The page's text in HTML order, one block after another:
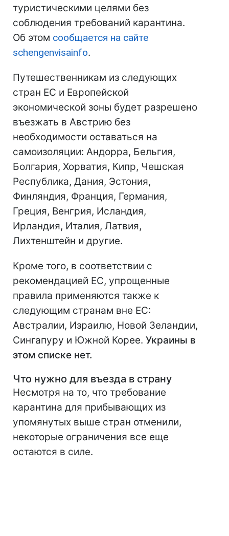
туристическими целями без
соблюдения требований карантина.
Об этом сообщается на сайте
schengenvisainfo.
Путешественникам из следующих
стран ЕС и Европейской
экономической зоны будет разрешено
въезжать в Австрию без
необходимости оставаться на
самоизоляции: Андорра, Бельгия,
Болгария, Хорватия, Кипр, Чешская
Республика, Дания, Эстония,
Финляндия, Франция, Германия,
Греция, Венгрия, Исландия,
Ирландия, Италия, Латвия,
Лихтенштейн и другие.
Кроме того, в соответствии с
рекомендацией ЕС, упрощенные
правила применяются также к
следующим странам вне ЕС:
Австралии, Израилю, Новой Зеландии,
Сингапуру и Южной Корее. Украины в
этом списке нет.
Что нужно для въезда в страну
Несмотря на то, что требование
карантина для прибывающих из
упомянутых выше стран отменили,
некоторые ограничения все еще
остаются в силе.